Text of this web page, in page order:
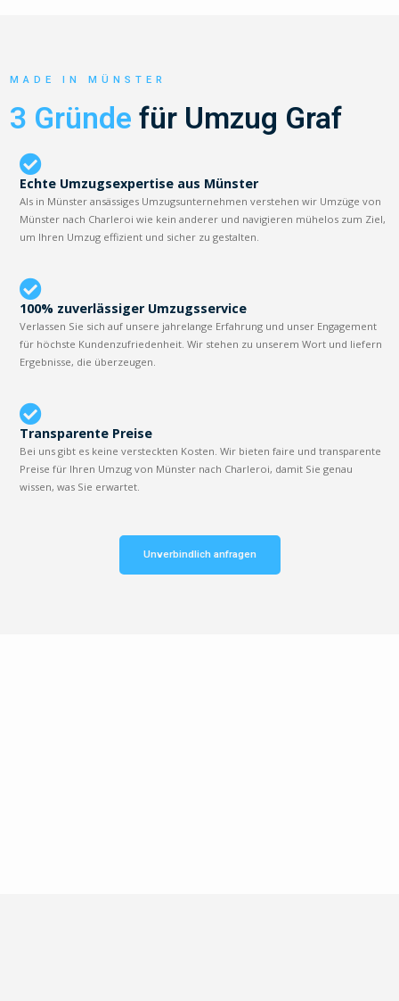
MADE IN MÜNSTER
3 Gründe für Umzug Graf
Echte Umzugsexpertise aus Münster
Als in Münster ansässiges Umzugsunternehmen verstehen wir Umzüge von
Münster nach Charleroi wie kein anderer und navigieren mühelos zum Ziel,
um Ihren Umzug effizient und sicher zu gestalten.
100% zuverlässiger Umzugsservice
Verlassen Sie sich auf unsere jahrelange Erfahrung und unser Engagement
für höchste Kundenzufriedenheit. Wir stehen zu unserem Wort und liefern
Ergebnisse, die überzeugen.
Transparente Preise
Bei uns gibt es keine versteckten Kosten. Wir bieten faire und transparente
Preise für Ihren Umzug von Münster nach Charleroi, damit Sie genau
wissen, was Sie erwartet.
Unverbindlich anfragen